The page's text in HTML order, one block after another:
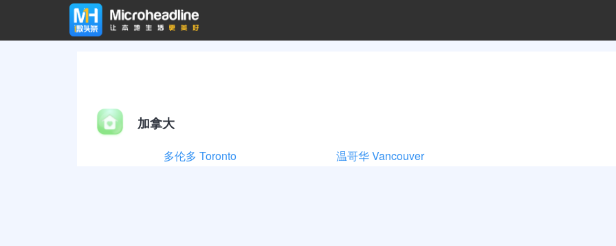
加拿大
多伦多 Toronto 温哥华 Vancouver